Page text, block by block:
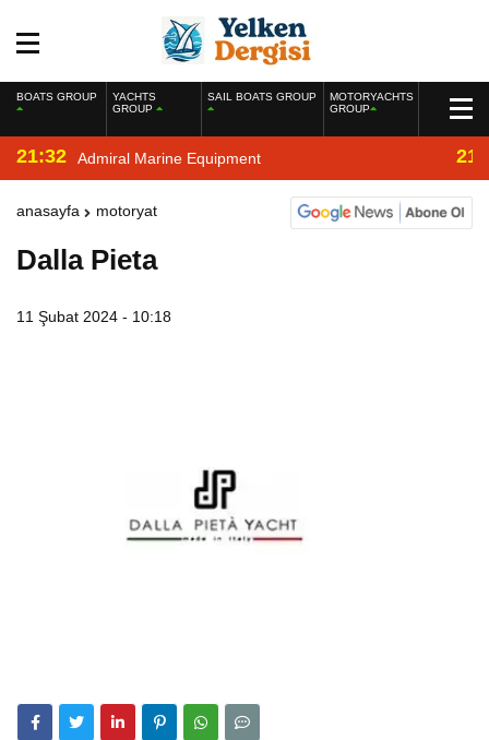
BOATS GROUP
YACHTS
GROUP
SAIL BOATS GROUP
MOTORYACHTS
GROUP
21:32 Admiral Marine Equipment
anasayfa motoryat
Dalla Pieta
11 Şubat 2024 - 10:18